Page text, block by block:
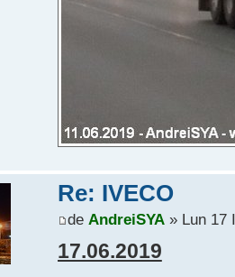
Re: IVECO
de AndreiSYA» Lun 17
17.06.2019